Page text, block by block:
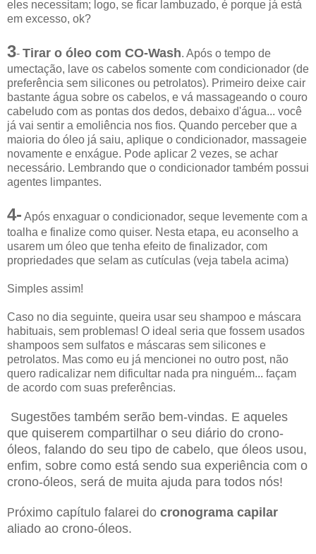
eles necessitam; logo, se ficar lambuzado, é porque já está
em excesso, ok?
3- Tirar o óleo com CO-Wash. Após o tempo de
umectação, lave os cabelos somente com condicionador (de
preferência sem silicones ou petrolatos). Primeiro deixe cair
bastante água sobre os cabelos, e vá massageando o couro
cabeludo com as pontas dos dedos, debaixo d'água... você
já vai sentir a emoliência nos fios. Quando perceber que a
maioria do óleo já saiu, aplique o condicionador, massageie
novamente e enxágue. Pode aplicar 2 vezes, se achar
necessário. Lembrando que o condicionador também possui
agentes limpantes.
4- Após enxaguar o condicionador, seque levemente com a
toalha e finalize como quiser. Nesta etapa, eu aconselho a
usarem um óleo que tenha efeito de finalizador, com
propriedades que selam as cutículas (veja tabela acima)
Simples assim!
Caso no dia seguinte, queira usar seu shampoo e máscara
habituais, sem problemas! O ideal seria que fossem usados
shampoos sem sulfatos e máscaras sem silicones e
petrolatos. Mas como eu já mencionei no outro post, não
quero radicalizar nem dificultar nada pra ninguém... façam
de acordo com suas preferências.
Sugestões também serão bem-vindas. E aqueles
que quiserem compartilhar o seu diário do crono-
óleos, falando do seu tipo de cabelo, que óleos usou,
enfim, sobre como está sendo sua experiência com o
crono-óleos, será de muita ajuda para todos nós!
Próximo capítulo falarei do cronograma capilar
aliado ao crono-óleos.